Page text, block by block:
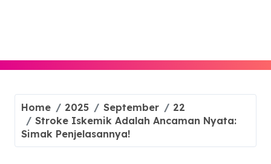
Home 2025 September
22
Stroke Iskemik Adalah Ancaman Nyata:
Simak Penjelasannya!